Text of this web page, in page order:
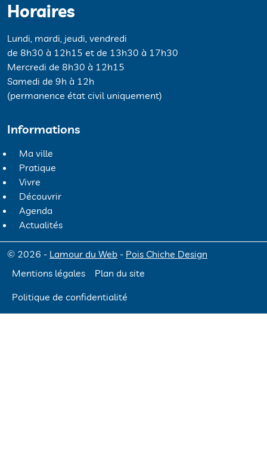
Horaires
Lundi, mardi, jeudi, vendredi
de 8h30 à 12h15 et de 13h30 à 17h30
Mercredi de 8h30 à 12h15
Samedi de 9h à 12h
(permanence état civil uniquement)
Informations
Ma ville
Pratique
Vivre
Découvrir
Agenda
Actualités
© 2026 - Lamour du Web - Pois Chiche Design
Mentions légales
Plan du site
Politique de confidentialité